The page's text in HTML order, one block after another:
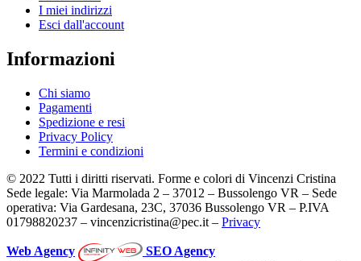
I miei indirizzi
Esci dall'account
Informazioni
Chi siamo
Pagamenti
Spedizione e resi
Privacy Policy
Termini e condizioni
© 2022 Tutti i diritti riservati. Forme e colori di Vincenzi Cristina
Sede legale: Via Marmolada 2 – 37012 – Bussolengo VR – Sede
operativa: Via Gardesana, 23C, 37036 Bussolengo VR – P.IVA
01798820237 – vincenzicristina@pec.it – Privacy
Web Agency
SEO Agency